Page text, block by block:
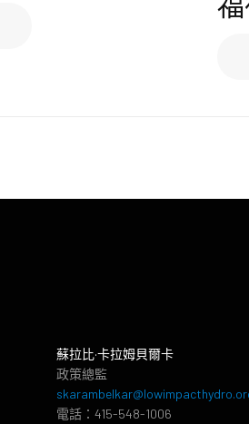
蘇拉比·卡拉姆貝爾卡
政策總監
電話：415-548-1006